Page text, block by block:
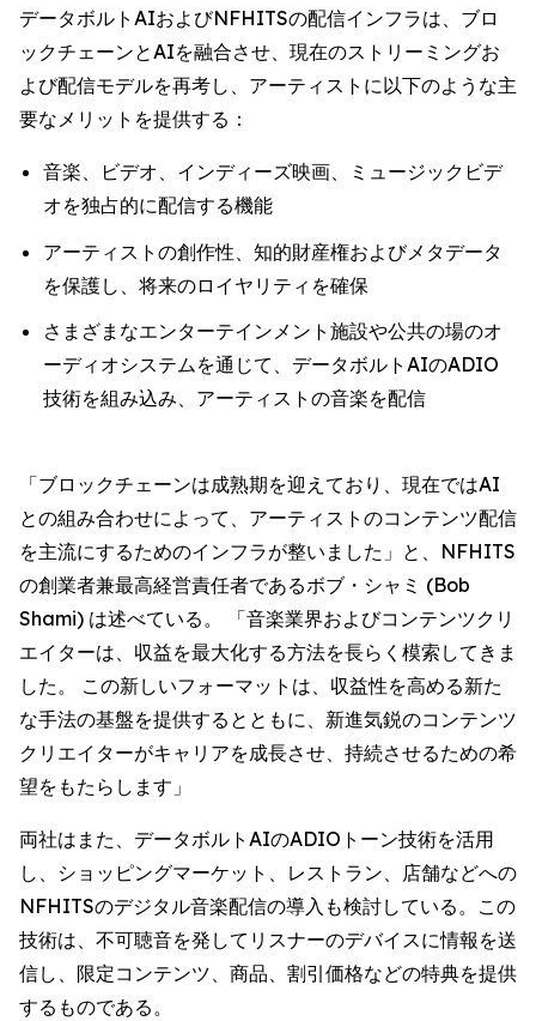
データボルトAIおよびNFHITSの配信インフラは、ブロ
ックチェーンとAIを融合させ、現在のストリーミングお
よび配信モデルを再考し、アーティストに以下のような主
要なメリットを提供する：
音楽、ビデオ、インディーズ映画、ミュージックビデ
オを独占的に配信する機能
アーティストの創作性、知的財産権およびメタデータ
を保護し、将来のロイヤリティを確保
さまざまなエンターテインメント施設や公共の場のオ
ーディオシステムを通じて、データボルトAIのADIO
技術を組み込み、アーティストの音楽を配信
「ブロックチェーンは成熟期を迎えており、現在ではAI
との組み合わせによって、アーティストのコンテンツ配信
を主流にするためのインフラが整いました」と、NFHITS
の創業者兼最高経営責任者であるボブ・シャミ (Bob
Shami) は述べている。 「音楽業界およびコンテンツクリ
エイターは、収益を最大化する方法を長らく模索してきま
した。 この新しいフォーマットは、収益性を高める新た
な手法の基盤を提供するとともに、新進気鋭のコンテンツ
クリエイターがキャリアを成長させ、持続させるための希
望をもたらします」
両社はまた、データボルトAIのADIOトーン技術を活用
し、ショッピングマーケット、レストラン、店舗などへの
NFHITSのデジタル音楽配信の導入も検討している。この
技術は、不可聴音を発してリスナーのデバイスに情報を送
信し、限定コンテンツ、商品、割引価格などの特典を提供
するものである。